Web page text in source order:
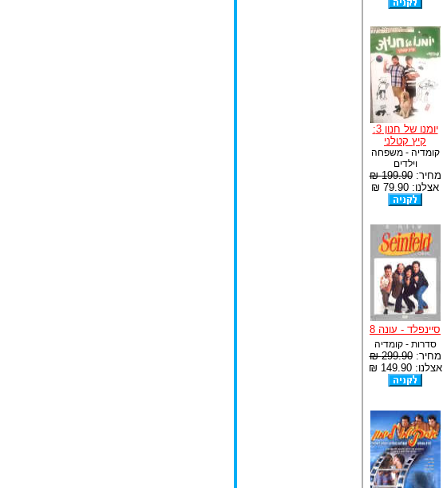
יומנו של חנון 3:
קיץ קטלני
קומדיה - משפחה
וילדים
מחיר:199.90 ₪
אצלנו: 79.90 ₪
סיינפלד - עונה 8
סדרות - קומדיה
מחיר:299.90 ₪
אצלנו: 149.90 ₪